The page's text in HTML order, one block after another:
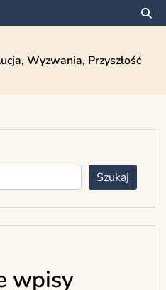
Wyzwania, Przyszłość
Szukaj
wpisy